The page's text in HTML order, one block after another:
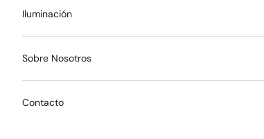
Iluminación
Sobre Nosotros
Contacto